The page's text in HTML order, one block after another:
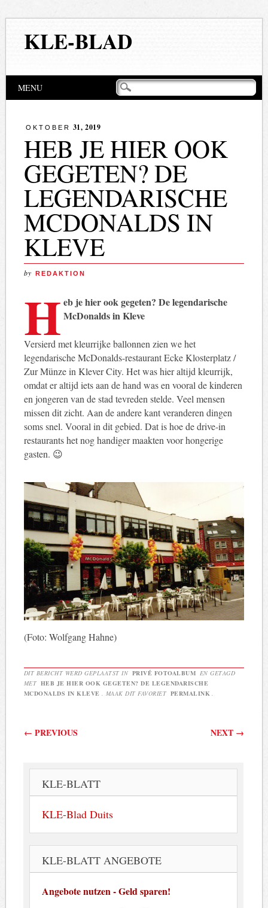
KLE-BLAD
Hoofdmenu
MENU
OKTOBER 31, 2019
HEB JE HIER OOK
GEGETEN? DE
LEGENDARISCHE
MCDONALDS IN
KLEVE
by REDAKTION
H eb je hier ook gegeten? De legendarische
McDonalds in Kleve
Versierd met kleurrijke ballonnen zien we het
legendarische McDonalds-restaurant Ecke Klosterplatz /
Zur Münze in Klever City. Het was hier altijd kleurrijk,
omdat er altijd iets aan de hand was en vooral de kinderen
en jongeren van de stad tevreden stelde. Veel mensen
missen dit zicht. Aan de andere kant veranderen dingen
soms snel. Vooral in dit gebied. Dat is hoe de drive-in
restaurants het nog handiger maakten voor hongerige
gasten. 😉
(Foto: Wolfgang Hahne)
DIT BERICHT WERD GEPLAATST IN PRIVÉ FOTOALBUM EN GETAGD
MET HEB JE HIER OOK GEGETEN? DE LEGENDARISCHE
MCDONALDS IN KLEVE . MAAK DIT FAVORIET PERMALINK .
Berichtnavigatie
← PREVIOUS NEXT →
KLE-BLATT
KLE-Blad Duits
KLE-BLATT ANGEBOTE
Angebote nutzen - Geld sparen!